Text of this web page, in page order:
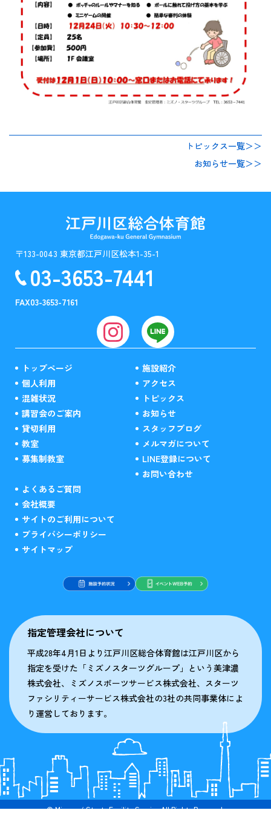
トピックス一覧＞＞
お知らせ一覧＞＞
〒133-0043 東京都江戸川区松本1-35-1
03-3653-7441
FAX03-3653-7161
トップページ
個人利用
混雑状況
講習会のご案内
貸切利用
教室
募集制教室
施設紹介
アクセス
トピックス
お知らせ
スタッフブログ
メルマガについて
LINE登録について
お問い合わせ
よくあるご質問
会社概要
サイトのご利用について
プライバシーポリシー
サイトマップ
指定管理会社について
平成28年4月1日より江戸川区総合体育館は江戸川区から
指定を受けた「ミズノスターツグループ」という美津濃
株式会社、ミズノスポーツサービス株式会社、スターツ
ファシリティーサービス株式会社の3社の共同事業体によ
り運営しております。
© Mizuno / Starts Facility Service All Rights Reserved.